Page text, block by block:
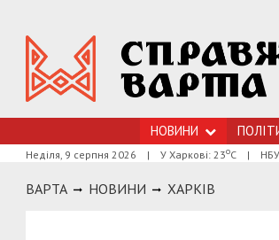
НОВИНИ
Неділя, 9 серпня 2026 | У Харкові: 23оС |
ВАРТА НОВИНИ ХАРКIВ